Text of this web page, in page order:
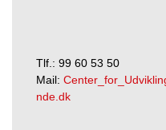
Tlf.: 99 60 53 50
Mail:
nde.dk